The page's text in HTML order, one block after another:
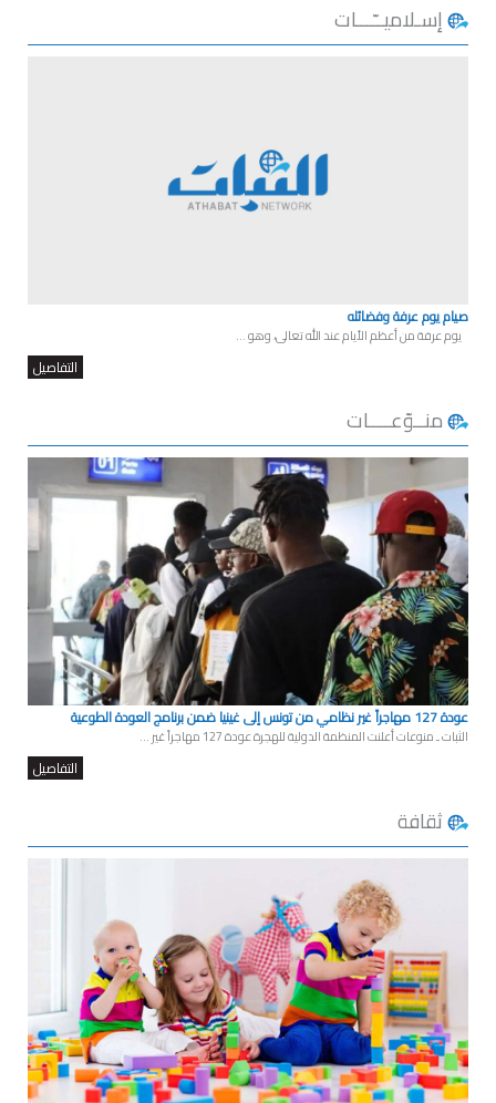
إسـلاميــّـــات
صيام يوم عرفة وفضائله
يوم عرفة من أعظم الأيام عند الله تعالى، وهو ...
التفاصيل
منــوّعــــات
عودة 127 مهاجراً غير نظامي من تونس إلى غينيا ضمن برنامج العودة الطوعية
الثبات ـ منوعات أعلنت المنظمة الدولية للهجرة عودة 127 مهاجراً غير ...
التفاصيل
ثقافة